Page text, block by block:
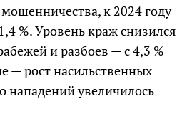
к 2024 году
%. Уровень краж снизился
и разбоев — с 4,3 %
— рост насильственных
нападений увеличилось